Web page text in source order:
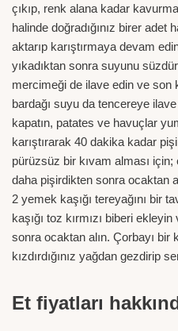
çıkıp, renk alana kadar
halinde doğradığınız birer
aktarıp karıştırmaya devam
yıkadıktan sonra suyunu
mercimeği de ilave edin ve son
bardağı suyu da tencereye ilave
kapatın, patates ve havuçlar
karıştırarak 40 dakika kadar
pürüzsüz bir kıvam alması
daha pişirdikten sonra ocaktan
2 yemek kaşığı tereyağını bir
kaşığı toz kırmızı biberi
sonra ocaktan alın. Çorbayı bir
kızdırdığınız yağdan gezdirip
Et fiyatları